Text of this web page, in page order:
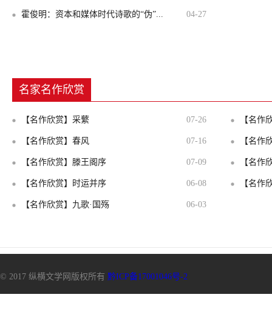
霍俊明：资本和媒体时代诗歌的“伪”... 04-27
名家名作欣赏
【名作欣赏】采蘩 07-26 【名作
【名作欣赏】春风 07-16 【名作
【名作欣赏】滕王阁序 07-09 【名作
【名作欣赏】时运并序 06-08 【名作
【名作欣赏】九歌·国殇 06-03
© 2017 纵横文学网版权所有 黔ICP备17001046号-2